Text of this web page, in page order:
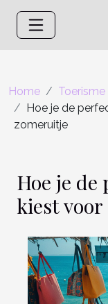
Home
Toerisme
Hoe je de
zomeruitje
Hoe je
kiest